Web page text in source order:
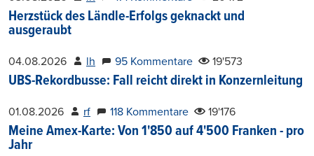
Herzstück des Ländle-Erfolgs geknackt und
ausgeraubt
04.08.2026 lh 95 Kommentare 19'573
UBS-Rekordbusse: Fall reicht direkt in Konzernleitung
01.08.2026 rf 118 Kommentare 19'176
Meine Amex-Karte: Von 1'850 auf 4'500 Franken - pro
Jahr